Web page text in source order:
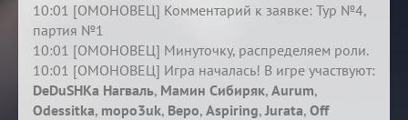
10:01 [ОМОНОВЕЦ] Комментарий к заявке: Тур №4,
партия №1
10:01 [ОМОНОВЕЦ] Минуточку, распределяем роли.
10:01 [ОМОНОВЕЦ] Игра началась! В игре участвуют:
DeDuSHKa Нагваль, Мамин Сибиряк, Aurum,
Odessitka, mopo3uk, Веро, Aspiring, Jurata, Off